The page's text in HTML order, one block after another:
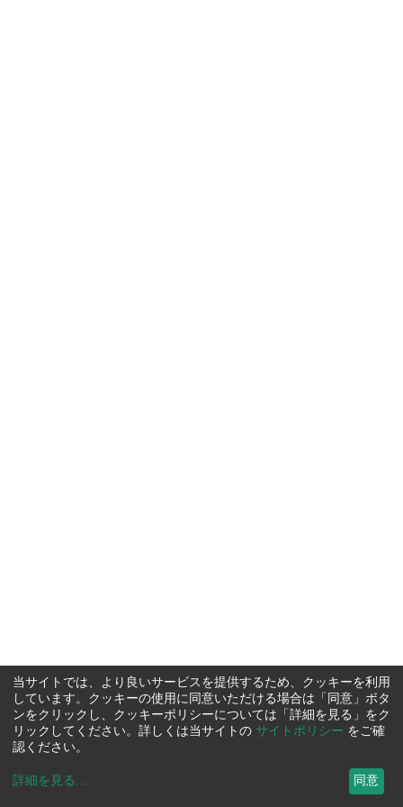
当サイトでは、より良いサービスを提供するため、クッキーを利用
しています。クッキーの使用に同意いただける場合は「同意」ボタ
ンをクリックし、クッキーポリシーについては「詳細を見る」をク
リックしてください。詳しくは当サイトの サイトポリシー をご確
認ください。
詳細を見る ... 同意